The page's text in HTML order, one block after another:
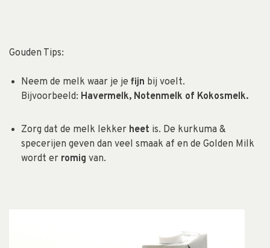
Gouden Tips:
Neem de melk waar je je fijn bij voelt.
Bijvoorbeeld: Havermelk, Notenmelk of Kokosmelk.
Zorg dat de melk lekker heet is. De kurkuma &
specerijen geven dan veel smaak af en de Golden Milk
wordt er romig van.